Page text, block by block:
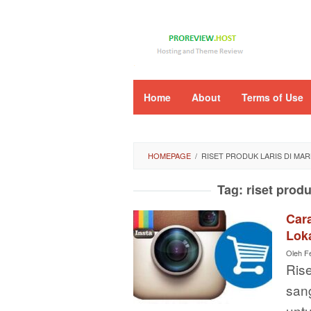
Home About Terms of Use
HOMEPAGE / RISET PRODUK LARIS DI
Tag: riset
Oleh